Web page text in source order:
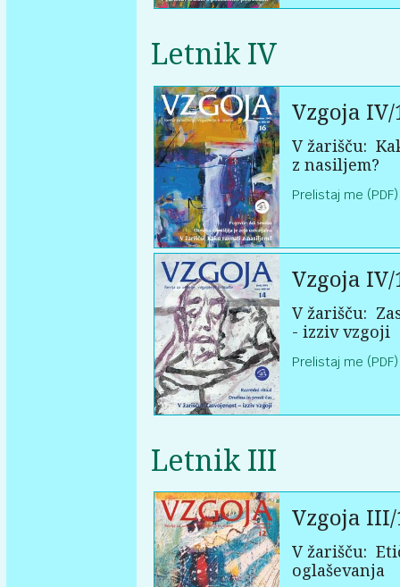
Letnik IV
Vzgoja IV/
V žarišču:
z nasiljem?
Prelistaj me (PDF)
Vzgoja IV/
V žarišču:
- izziv vzgoji
Prelistaj me (PDF)
Letnik III
Vzgoja III/
V žarišču:
oglaševanja